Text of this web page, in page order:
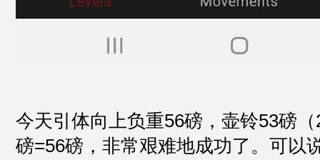
今天引体向上负重56磅，壶铃53磅
磅=56磅，非常艰难地成功了。可以